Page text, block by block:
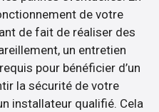
de votre
de fait de réaliser des
un entretien
pour bénéficier d’un
la sécurité de votre
installateur qualifié. Cela